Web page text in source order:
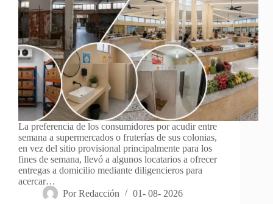
La preferencia de los consumidores por acudir entre
semana a supermercados o fruterías de sus colonias,
en vez del sitio provisional principalmente para los
fines de semana, llevó a algunos locatarios a ofrecer
entregas a domicilio mediante diligencieros para
acercar…
Por Redacción 01- 08- 2026